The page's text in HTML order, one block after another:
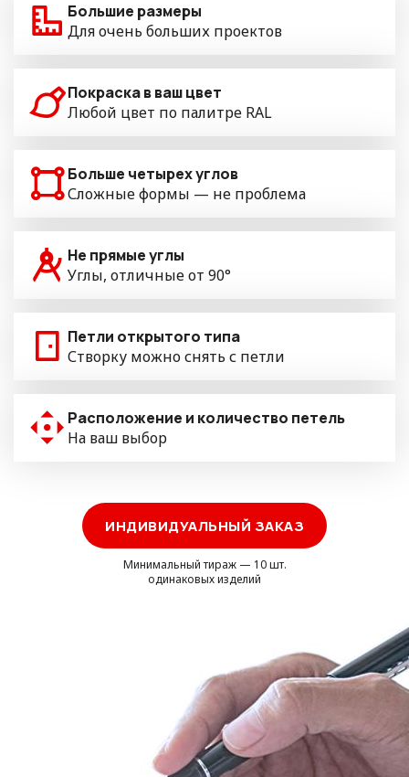
Большие размеры
Для очень больших проектов
Покраска в ваш цвет
Любой цвет по палитре RAL
Больше четырех углов
Сложные формы — не проблема
Не прямые углы
Углы, отличные от 90°
Петли открытого типа
Створку можно снять с петли
Расположение и количество петель
На ваш выбор
ИНДИВИДУАЛЬНЫЙ ЗАКАЗ
Минимальный тираж — 10 шт.
одинаковых изделий